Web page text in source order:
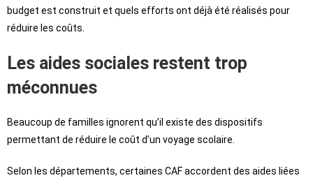
budget est construit et quels efforts ont déjà été réalisés pour
réduire les coûts.
Les aides sociales restent trop
méconnues
Beaucoup de familles ignorent qu’il existe des dispositifs
permettant de réduire le coût d’un voyage scolaire.
Selon les départements, certaines CAF accordent des aides liées